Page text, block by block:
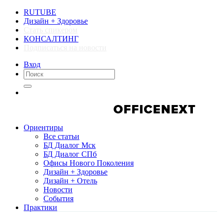
RUTUBE
Дизайн + Здоровье
КОНСАЛТИНГ
Вход
Ориентиры
Все статьи
БД Диалог Мск
БД Диалог СПб
Офисы Нового Поколения
Дизайн + Здоровье
Дизайн + Отель
Новости
События
Практики